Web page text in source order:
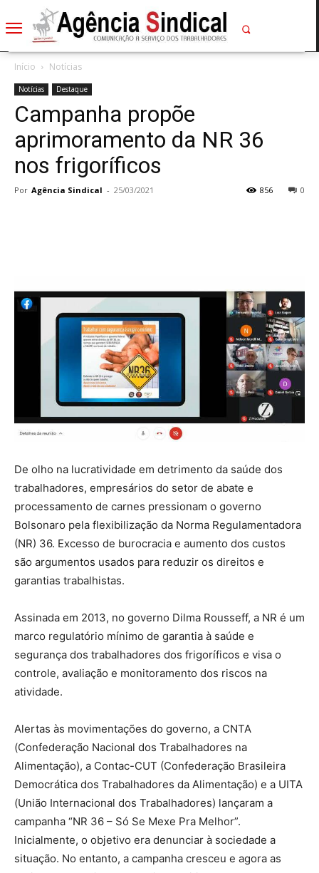
Início Notícias
Notícias Destaque
Campanha propõe
aprimoramento da NR 36
nos frigoríficos
Por Agência Sindical - 25/03/2021 0
856
De olho na lucratividade em detrimento da saúde dos
trabalhadores, empresários do setor de abate e
processamento de carnes pressionam o governo
Bolsonaro pela flexibilização da Norma Regulamentadora
(NR) 36. Excesso de burocracia e aumento dos custos
são argumentos usados para reduzir os direitos e
garantias trabalhistas.
Assinada em 2013, no governo Dilma Rousseff, a NR é um
marco regulatório mínimo de garantia à saúde e
segurança dos trabalhadores dos frigoríficos e visa o
controle, avaliação e monitoramento dos riscos na
atividade.
Alertas às movimentações do governo, a CNTA
(Confederação Nacional dos Trabalhadores na
Alimentação), a Contac-CUT (Confederação Brasileira
Democrática dos Trabalhadores da Alimentação) e a UITA
(União Internacional dos Trabalhadores) lançaram a
campanha “NR 36 – Só Se Mexe Pra Melhor”.
Inicialmente, o objetivo era denunciar à sociedade a
situação. No entanto, a campanha cresceu e agora as